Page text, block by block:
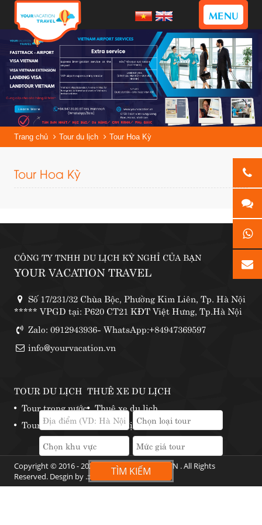
MENU
TÌM KIẾM
Trang chủ Tour du lịch Tour Hoa Kỳ
Tour Hoa Kỳ
CÔNG TY TNHH DU LỊCH KỲ NGHỈ CỦA BẠN
YOUR VACATION TRAVEL
Số 17/231/32 Chùa Bộc, Phường Kim Liên, Tp. Hà Nội
***** VPGD tại: P620 CT21 KĐT Việt Hưng, Tp.Hà Nội
Zalo: 0912943936- WhatsApp:+84947369597
info@yourvacation.vn
TOUR DU LỊCH
Tour trong nước
Tour nước ngoài
THUÊ XE DU LỊCH
Thuê xe du lịch
Những địa điểm thuê xe phượt
Copyright © 2016 - 2024 by YOURVACATION.VN . All Rights
Reserved. Desgin by .::
Web360::.